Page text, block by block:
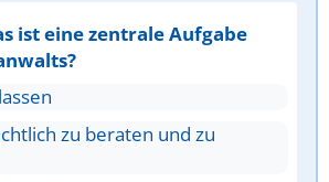
ist eine zentrale Aufgabe
zu beraten und zu